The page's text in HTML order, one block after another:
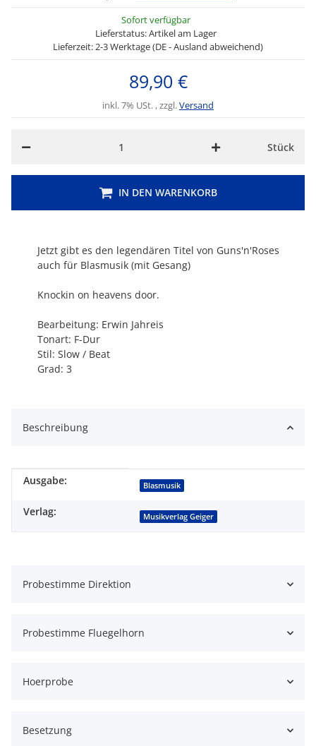
Jetzt gibt es den legendären Titel von Guns'n'Roses
auch für Blasmusik (mit Gesang)
Knockin on heavens door.
Bearbeitung: Erwin Jahreis
Tonart: F-Dur
Stil: Slow / Beat
Grad: 3
Sofort verfügbar
Lieferstatus: Artikel am Lager
Lieferzeit: 2-3 Werktage (DE - Ausland abweichend)
89,90 €
inkl. 7% USt. , zzgl.Versand
Stück
IN DEN WARENKORB
Beschreibung
Produkteigenschaft
Wert
Ausgabe: Blasmusik
Verlag: Musikverlag Geiger
Probestimme Direktion
Probestimme Fluegelhorn
Hoerprobe
Besetzung